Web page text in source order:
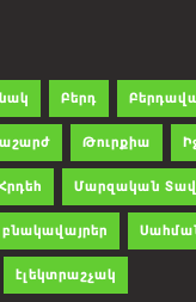
Բերդ
Թուրքիա
Մարզական
էլեկտրաշչակ